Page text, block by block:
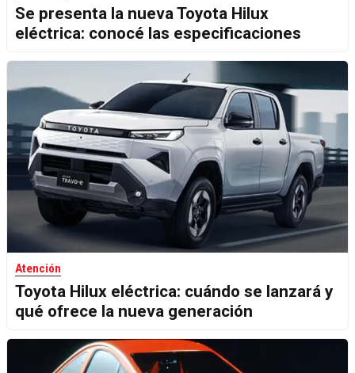
Se presenta la nueva Toyota Hilux
eléctrica: conocé las especificaciones
Atención
Toyota Hilux eléctrica: cuándo se lanzará y
qué ofrece la nueva generación